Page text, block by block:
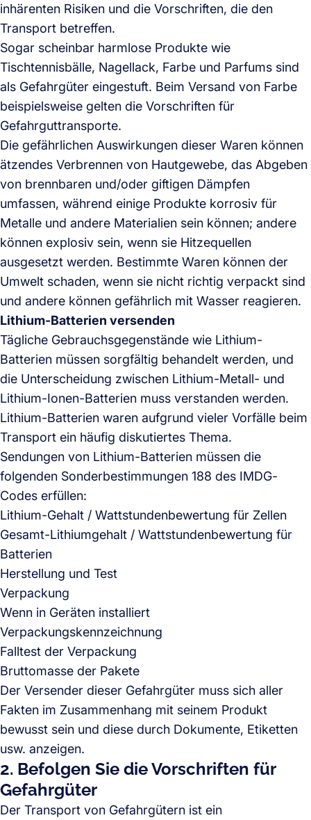
inhärenten Risiken und die Vorschriften, die den
Transport betreffen.
Sogar scheinbar harmlose Produkte wie
Tischtennisbälle, Nagellack, Farbe und Parfums sind
als Gefahrgüter eingestuft. Beim Versand von Farbe
beispielsweise gelten die Vorschriften für
Gefahrguttransporte.
Die gefährlichen Auswirkungen dieser Waren können
ätzendes Verbrennen von Hautgewebe, das Abgeben
von brennbaren und/oder giftigen Dämpfen
umfassen, während einige Produkte korrosiv für
Metalle und andere Materialien sein können; andere
können explosiv sein, wenn sie Hitzequellen
ausgesetzt werden. Bestimmte Waren können der
Umwelt schaden, wenn sie nicht richtig verpackt sind
und andere können gefährlich mit Wasser reagieren.
Lithium-Batterien versenden
Tägliche Gebrauchsgegenstände wie Lithium-
Batterien müssen sorgfältig behandelt werden, und
die Unterscheidung zwischen Lithium-Metall- und
Lithium-Ionen-Batterien muss verstanden werden.
Lithium-Batterien waren aufgrund vieler Vorfälle beim
Transport ein häufig diskutiertes Thema.
Sendungen von Lithium-Batterien müssen die
folgenden Sonderbestimmungen 188 des IMDG-
Codes erfüllen:
Lithium-Gehalt / Wattstundenbewertung für Zellen
Gesamt-Lithiumgehalt / Wattstundenbewertung für
Batterien
Herstellung und Test
Verpackung
Wenn in Geräten installiert
Verpackungskennzeichnung
Falltest der Verpackung
Bruttomasse der Pakete
Der Versender dieser Gefahrgüter muss sich aller
Fakten im Zusammenhang mit seinem Produkt
bewusst sein und diese durch Dokumente, Etiketten
usw. anzeigen.
2. Befolgen Sie die Vorschriften für
Gefahrgüter
Der Transport von Gefahrgütern ist ein